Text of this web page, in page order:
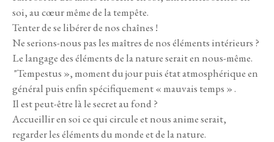
soi, au cœur même de la tempête.
Tenter de se libérer de nos chaînes !
Ne serions-nous pas les maîtres de nos éléments intérieurs ?
Le langage des éléments de la nature serait en nous-même.
"Tempestus », moment du jour puis état atmosphérique en
général puis enfin spécifiquement « mauvais temps » .
Il est peut-être là le secret au fond ?
Accueillir en soi ce qui circule et nous anime serait,
regarder les éléments du monde et de la nature.